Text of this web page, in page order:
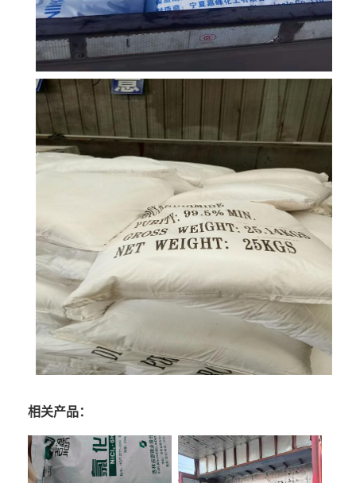
相关产品：